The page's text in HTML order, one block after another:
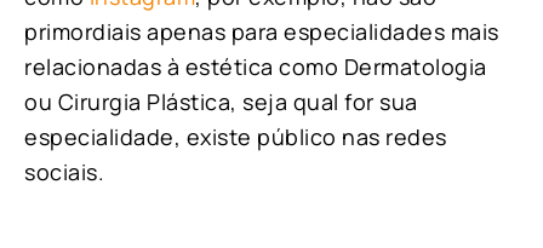
primordiais apenas para especialidades mais
relacionadas à estética como Dermatologia
ou Cirurgia Plástica, seja qual for sua
especialidade, existe público nas redes
sociais.